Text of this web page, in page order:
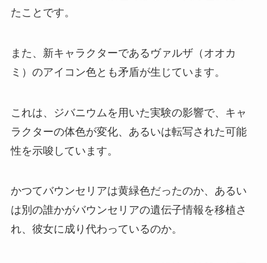
たことです。
また、新キャラクターであるヴァルザ（オオカ
ミ）のアイコン色とも矛盾が生じています。
これは、ジバニウムを用いた実験の影響で、キャ
ラクターの体色が変化、あるいは転写された可能
性を示唆しています。
かつてバウンセリアは黄緑色だったのか、あるい
は別の誰かがバウンセリアの遺伝子情報を移植さ
れ、彼女に成り代わっているのか。